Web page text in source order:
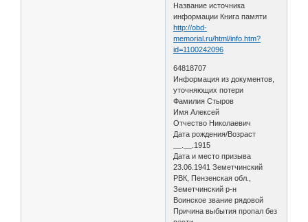
Название источника
информации Книга памяти
http://obd-
memorial.ru/html/info.htm?
id=1100242096
64818707
Информация из документов,
уточняющих потери
Фамилия Стыров
Имя Алексей
Отчество Николаевич
Дата рождения/Возраст
__.__.1915
Дата и место призыва
23.06.1941 Земетчинский
РВК, Пензенская обл.,
Земетчинский р-н
Воинское звание рядовой
Причина выбытия пропал без